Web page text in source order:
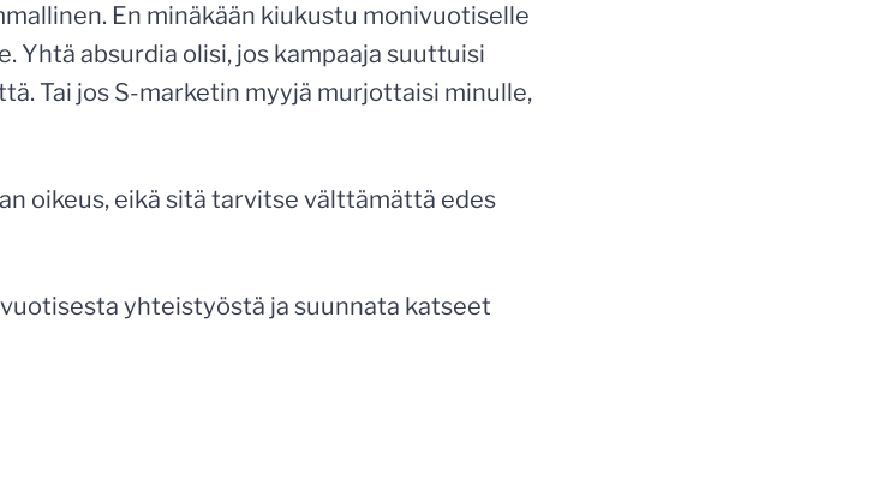
En minäkään kiukustu monivuotiselle
Yhtä absurdia olisi, jos kampaaja suuttuisi
Tai jos S-marketin myyjä murjottaisi minulle,
oikeus, eikä sitä tarvitse välttämättä edes
yhteistyöstä ja suunnata katseet